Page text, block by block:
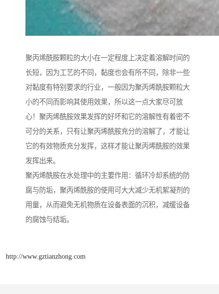
聚丙烯酰胺颗粒的大小在一定程度上决定着溶解时间的
长短，因为工艺的不同，黏度也会有所不同，除非一些
对黏度有特别要求的行业，一般因为聚丙烯酰胺颗粒大
小的不同而影响其使用效果，所以这一点大家尽可放
心！聚丙烯酰胺效果发挥的好坏和它的溶解性有着密不
可分的关系，只有让聚丙烯酰胺充分的溶解了，才能让
它的有效物质充分发挥，这样才能让聚丙烯酰胺的效果
发挥出来。
聚丙烯酰胺在水处理中的主要作用：循环冷却系统的防
腐与防垢，聚丙烯酰胺的使用可大大减少无机絮凝剂的
用量，从而避免无机物质在设备表面的沉积，减缓设备
的腐蚀与结垢。
http://www.gztianzhong.com